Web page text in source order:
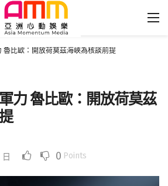
魯比歐：開放荷莫茲海峽為核談前提
力 魯比歐：開放荷莫茲
0 Points